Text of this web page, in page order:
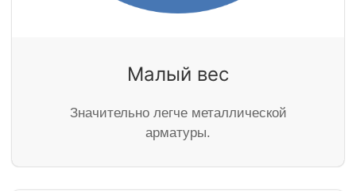
Малый вес
Значительно легче металлической
арматуры.